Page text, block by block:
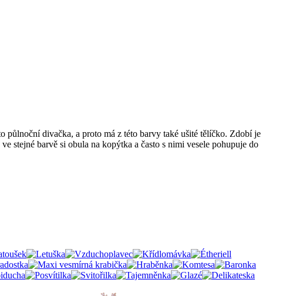
půlnoční divačka, a proto má z této barvy také ušité tělíčko. Zdobí je
stejné barvě si obula na kopýtka a často s nimi vesele pohupuje do